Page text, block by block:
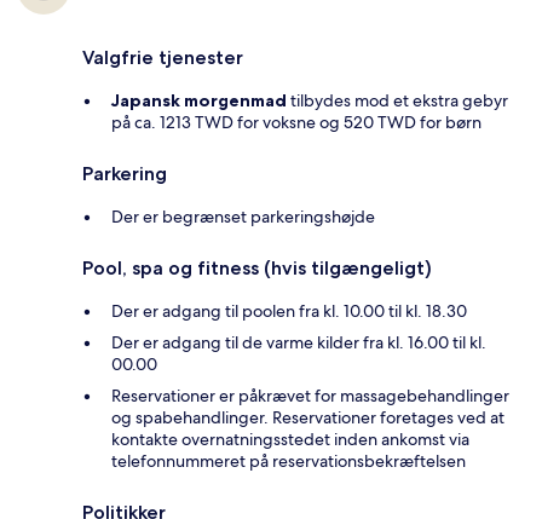
Valgfrie tjenester
Japansk morgenmad tilbydes mod et ekstra gebyr
på ca. 1213 TWD for voksne og 520 TWD for børn
Parkering
Der er begrænset parkeringshøjde
Pool, spa og fitness (hvis tilgængeligt)
Der er adgang til poolen fra kl. 10.00 til kl. 18.30
Der er adgang til de varme kilder fra kl. 16.00 til kl.
00.00
Reservationer er påkrævet for massagebehandlinger
og spabehandlinger. Reservationer foretages ved at
kontakte overnatningsstedet inden ankomst via
telefonnummeret på reservationsbekræftelsen
Politikker